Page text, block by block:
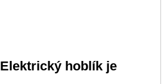
Elektrický hoblík je